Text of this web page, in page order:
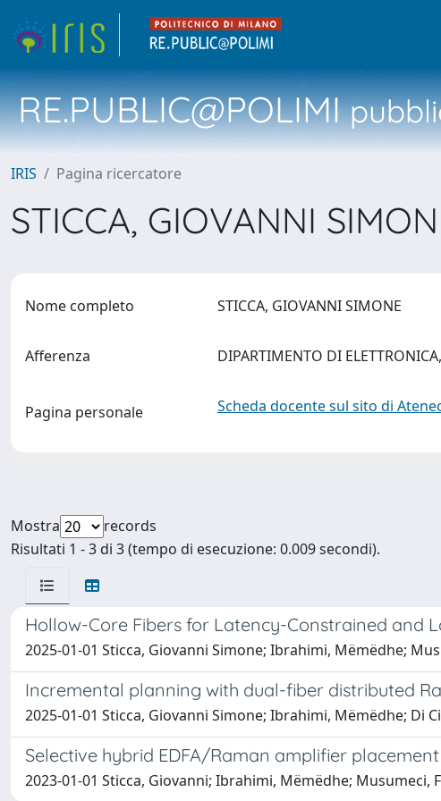
RE.PUBLIC@POLIMI
IRIS Pagina ricercatore
STICCA, GIOVANNI
Nome completo STICCA, GIOVANNI SIMONE
Afferenza DIPARTIMENTO DI
Pagina personale Scheda docente sul sito di
Mostra
records
Risultati 1 - 3 di 3 (tempo di esecuzione: 0.009 secondi).
Hollow-Core Fibers for Latency-Constrained and
2025-01-01 Sticca, Giovanni Simone; Ibrahimi, Mëmëdhe;
Incremental planning with dual-fiber distributed
2025-01-01 Sticca, Giovanni Simone; Ibrahimi, Mëmëdhe; Di
Selective hybrid EDFA/Raman amplifier
2023-01-01 Sticca, Giovanni; Ibrahimi, Mëmëdhe; Musumeci,